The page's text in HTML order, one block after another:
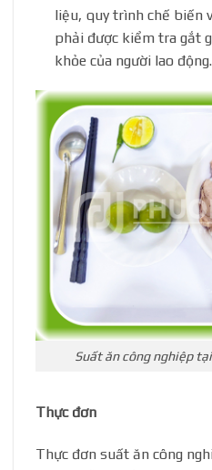
liệu, quy trình chế biến
phải được kiểm tra gắt
khỏe của người lao động.
Suất ăn công nghiệp
Thực đơn
Thực đơn suất ăn công